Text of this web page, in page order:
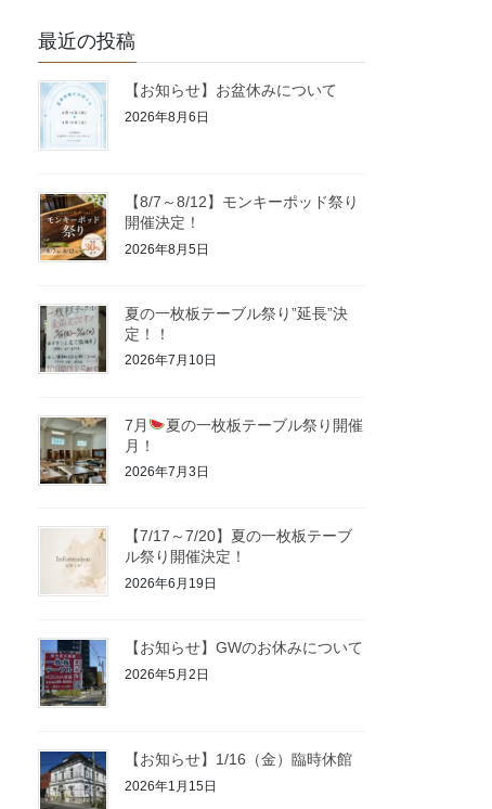
最近の投稿
【お知らせ】お盆休みについて
2026年8月6日
【8/7～8/12】モンキーポッド祭り
開催決定！
2026年8月5日
夏の一枚板テーブル祭り”延長”決
定！！
2026年7月10日
7月
夏の一枚板テーブル祭り開催
月！
2026年7月3日
【7/17～7/20】夏の一枚板テーブ
ル祭り開催決定！
2026年6月19日
【お知らせ】GWのお休みについて
2026年5月2日
【お知らせ】1/16（金）臨時休館
2026年1月15日